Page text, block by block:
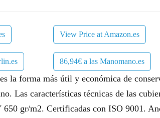
View Price at Amazon.es
86,94€ a las Manomano.es
la forma más útil y económica de
Las características técnicas de las
gr/m2. Certificadas con ISO 9001.